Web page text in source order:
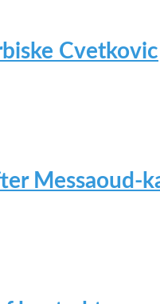
Cvetkovic
Messaoud-